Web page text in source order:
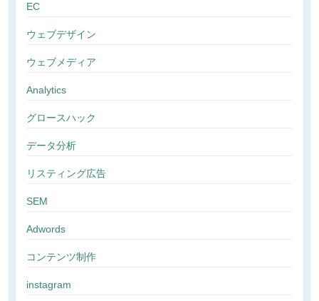
EC
ウェブデザイン
ウェブメディア
Analytics
グロースハック
データ分析
リスティング広告
SEM
Adwords
コンテンツ制作
instagram